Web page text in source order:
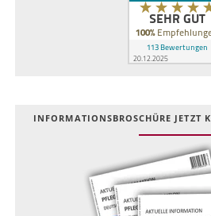
INFOR­MATIONS­BROSCHÜRE JETZT